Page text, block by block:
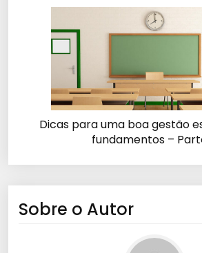
Dicas para uma boa gestão
fundamentos –
Sobre o Autor